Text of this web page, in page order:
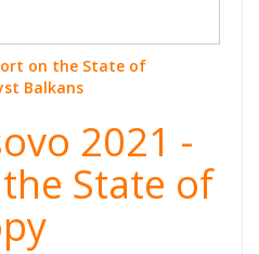
on the State of
Balkans
2021 -
State of